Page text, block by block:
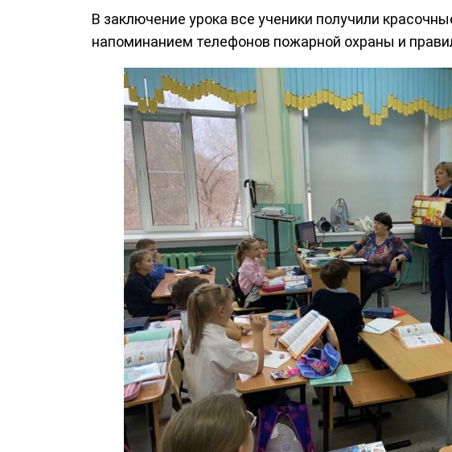
В заключение урока все ученики получили
напоминанием телефонов пожарной охраны и